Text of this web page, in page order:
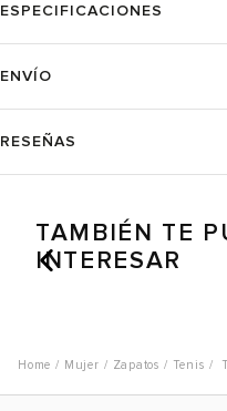
ESPECIFICACIONES
ENVÍO
RESEÑAS
TAMBIÉN TE
INTERESAR
Mujer Zapatos Tenis